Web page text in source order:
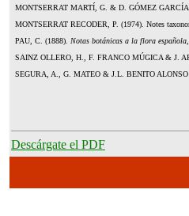
MONTSERRAT MARTÍ, G. & D. GÓMEZ GARCÍA
MONTSERRAT RECODER , P. (1974). Notes
PAU , C. (1888). Notas botánicas a la flora
SAINZ OLLERO, H., F. FRANCO MÚGICA & J.
SEGURA, A., G. MATEO & J.L. BENITO ALONSO
Descárgate el PDF